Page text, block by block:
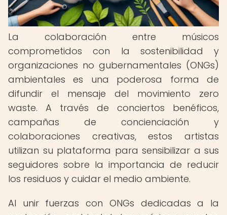
La colaboración entre músicos
comprometidos con la sostenibilidad y
organizaciones no gubernamentales (ONGs)
ambientales es una poderosa forma de
difundir el mensaje del movimiento zero
waste. A través de conciertos benéficos,
campañas de concienciación y
colaboraciones creativas, estos artistas
utilizan su plataforma para sensibilizar a sus
seguidores sobre la importancia de reducir
los residuos y cuidar el medio ambiente.
Al unir fuerzas con ONGs dedicadas a la